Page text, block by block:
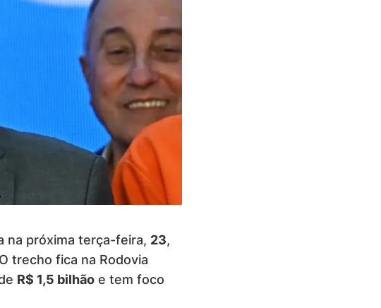
na próxima terça-feira, 23,
trecho fica na Rodovia
R$ 1,5 bilhão e tem foco